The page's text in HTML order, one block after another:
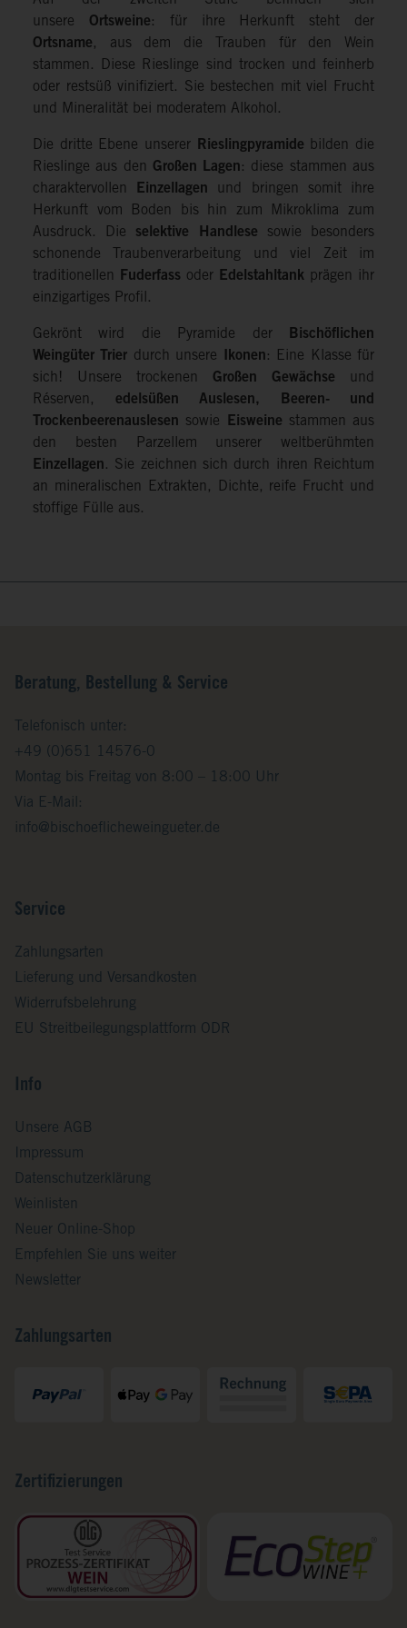
unsere Ortsweine: für ihre Herkunft steht der
Ortsname, aus dem die Trauben für den Wein
stammen. Diese Rieslinge sind trocken und feinherb
oder restsüß vinifiziert. Sie bestechen mit viel Frucht
und Mineralität bei moderatem Alkohol.
Die dritte Ebene unserer Rieslingpyramide bilden die
Rieslinge aus den Großen Lagen: diese stammen aus
charaktervollen
Einzellagen und bringen somit ihre
Herkunft vom Boden bis hin zum Mikroklima zum
Ausdruck. Die selektive Handlese sowie besonders
schonende Traubenverarbeitung und viel Zeit im
traditionellen
Fuderfass oder Edelstahltank prägen ihr
einzigartiges Profil.
Gekrönt wird die Pyramide der
Bischöflichen
Weingüter Trier durch unsere Ikonen: Eine Klasse für
sich! Unsere trockenen Großen Gewächse und
Réserven, edelsüßen Auslesen, Beeren- und
Trockenbeerenauslesen sowie Eisweine stammen aus
den besten Parzellem unserer weltberühmten
Einzellagen. Sie zeichnen sich durch ihren Reichtum
an mineralischen Extrakten, Dichte, reife Frucht und
stoffige Fülle aus.
Beratung, Bestellung & Service
Telefonisch unter:
+49 (0)651 14576-0
Montag bis Freitag von 8:00 – 18:00 Uhr
Via E-Mail:
info@bischoeflicheweingueter.de
Service
Zahlungsarten
Lieferung und Versandkosten
Widerrufsbelehrung
EU Streitbeilegungsplattform ODR
Info
Unsere AGB
Impressum
Datenschutzerklärung
Weinlisten
Neuer Online-Shop
Empfehlen Sie uns weiter
Newsletter
Zahlungsarten
Zertifizierungen